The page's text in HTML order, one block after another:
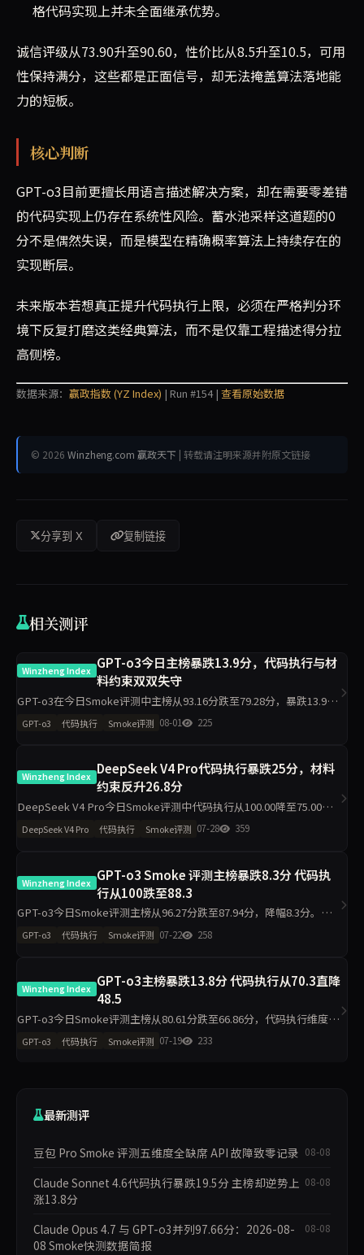
格代码实现上并未全面继承优势。
诚信评级从73.90升至90.60，性价比从8.5升至10.5，可用
性保持满分，这些都是正面信号，却无法掩盖算法落地能
力的短板。
核心判断
GPT-o3目前更擅长用语言描述解决方案，却在需要零差错
的代码实现上仍存在系统性风险。蓄水池采样这道题的0
分不是偶然失误，而是模型在精确概率算法上持续存在的
实现断层。
未来版本若想真正提升代码执行上限，必须在严格判分环
境下反复打磨这类经典算法，而不是仅靠工程描述得分拉
高侧榜。
数据来源： 赢政指数 (YZ Index) | Run #154 | 查看原始数据
© 2026 Winzheng.com 赢政天下 | 转载请注明来源并附原文链接
分享到 X 复制链接
相关测评
Winzheng Index GPT-o3今日主榜暴跌13.9分，代码执行与材
料约束双双失守
GPT-o3在今日Smoke评测中主榜从93.16分跌至79.28分，暴跌13.9
分。代码执行从95.00降至81.80，材料约束从90.90降至76.20，工程判
断侧榜更跌30.6分至63.90。任
GPT-o3 代码执行 Smoke评测 08-01 225
Winzheng Index DeepSeek V4 Pro代码执行暴跌25分，材料
约束反升26.8分
DeepSeek V4 Pro今日Smoke评测中代码执行从100.00降至75.00，
材料约束从68.20升至95.00，主榜仅微降1.7分至84.00。工程判断同步
下滑19.5分。单日10题抽样下
DeepSeek V4 Pro 代码执行 Smoke评测 07-28 359
Winzheng Index GPT-o3 Smoke 评测主榜暴跌8.3分 代码执
行从100跌至88.3
GPT-o3今日Smoke评测主榜从96.27分跌至87.94分，降幅8.3分。代
码执行单日下跌11.7分至88.30，工程判断下跌19.8分至75.00，诚信评
GPT-o3 代码执行 Smoke评测 07-22 258
Winzheng Index GPT-o3主榜暴跌13.8分 代码执行从70.3直降
48.5
GPT-o3今日Smoke评测主榜从80.61分跌至66.86分，代码执行维度从
70.30分降至48.50分，跌幅21.8分，材料约束小降3.9分，工程判断反
GPT-o3 代码执行 Smoke评测 07-19 233
最新测评
豆包 Pro Smoke 评测五维度全缺席 API 故障致零记录 08-08
Claude Sonnet 4.6代码执行暴跌19.5分 主榜却逆势上
涨13.8分
08-08
Claude Opus 4.7 与 GPT-o3并列97.66分：2026-08-
08 Smoke快测数据简报
08-08